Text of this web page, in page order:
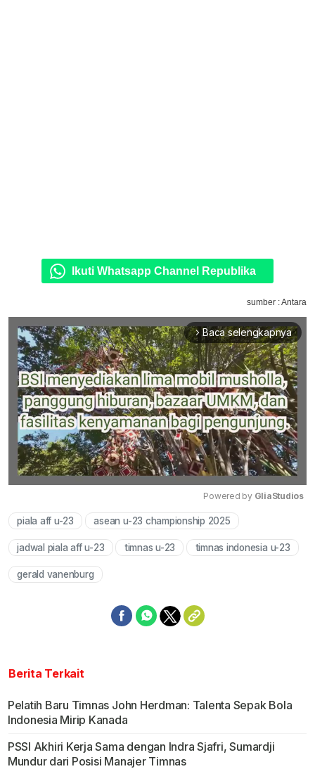
Ikuti Whatsapp Channel Republika
sumber : Antara
arrow_forward_ios Baca selengkapnya
Powered by GliaStudios
piala aff u-23 asean u-23 championship 2025
jadwal piala aff u-23 timnas u-23 timnas indonesia u-23
gerald vanenburg
Berita Terkait
Pelatih Baru Timnas John Herdman: Talenta Sepak Bola
Indonesia Mirip Kanada
PSSI Akhiri Kerja Sama dengan Indra Sjafri, Sumardji
Mundur dari Posisi Manajer Timnas